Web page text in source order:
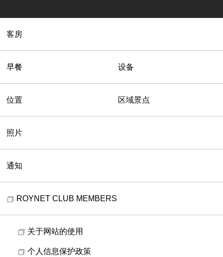
客房
早餐 设备
位置 区域景点
照片
通知
ROYNET CLUB MEMBERS
关于网站的使用
个人信息保护政策